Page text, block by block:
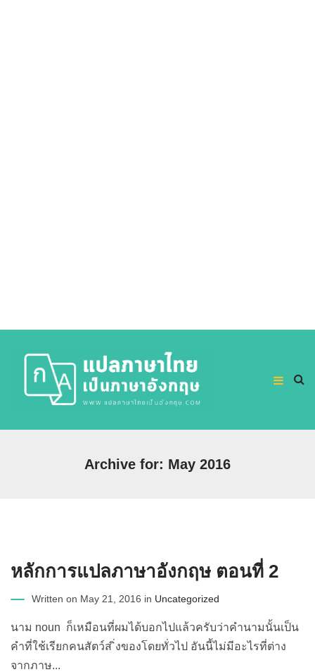
Archive for: May 2016
หลักการแปลภาษาอังกฤษ ตอนที่ 2
Written on May 21, 2016 in Uncategorized
นาม noun ก็เหมือนที่ผมได้บอกไปแล้วครับว่าคำนามนั้นเป็น
คำที่ใช้เรียกคนสัตว์ส ิ่งของโดยทั่วไป อันนี้ไม่มีอะไรที่ต่าง
จากภาษ...